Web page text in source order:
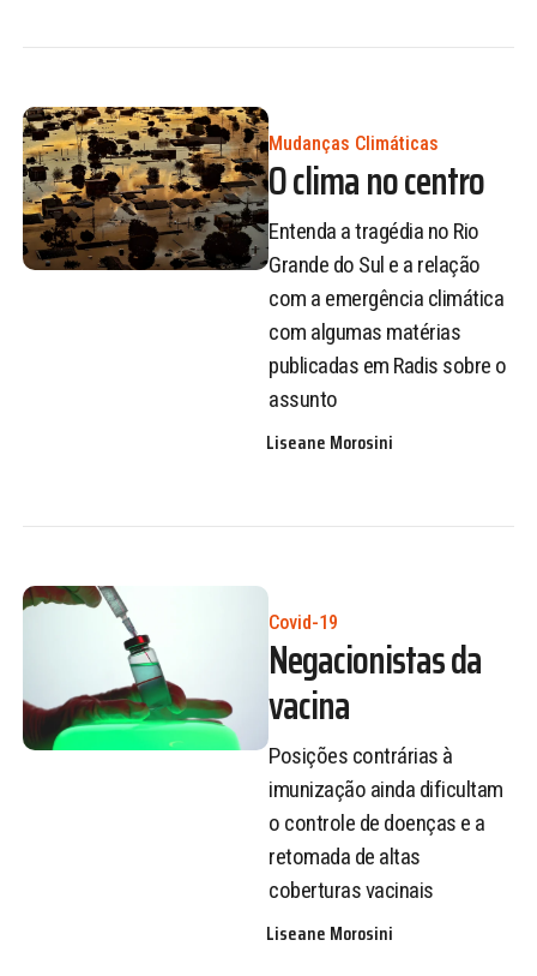
Mudanças Climáticas
O clima no centro
Entenda a tragédia no Rio
Grande do Sul e a relação
com a emergência climática
com algumas matérias
publicadas em Radis sobre o
assunto
Liseane Morosini
Covid-19
Negacionistas da
vacina
Posições contrárias à
imunização ainda dificultam
o controle de doenças e a
retomada de altas
coberturas vacinais
Liseane Morosini